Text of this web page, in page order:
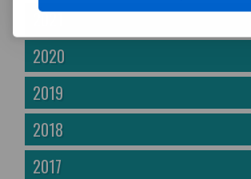
2021
2020
2019
2018
2017